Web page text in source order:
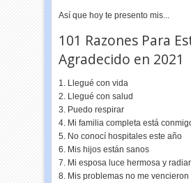
Así que hoy te presento mis...
101 Razones Para
Agradecido en 2021
1. Llegué con vida
2. Llegué con salud
3. Puedo respirar
4. Mi familia completa está
5. No conocí hospitales este año
6. Mis hijos están sanos
7. Mi esposa luce hermosa y
8. Mis problemas no me vencieron